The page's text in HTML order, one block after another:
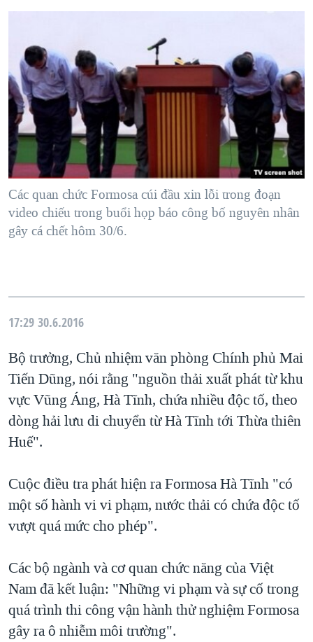
Các quan chức Formosa cúi đầu xin lỗi trong đoạn
video chiếu trong buổi họp báo công bố nguyên nhân
gây cá chết hôm 30/6.
17:29 30.6.2016
Bộ trưởng, Chủ nhiệm văn phòng Chính phủ Mai
Tiến Dũng, nói rằng "nguồn thải xuất phát từ khu
vực Vũng Áng, Hà Tĩnh, chứa nhiều độc tố, theo
dòng hải lưu di chuyển từ Hà Tĩnh tới Thừa thiên
Huế".
Cuộc điều tra phát hiện ra Formosa Hà Tĩnh "có
một số hành vi vi phạm, nước thải có chứa độc tố
vượt quá mức cho phép".
Các bộ ngành và cơ quan chức năng của Việt
Nam đã kết luận: "Những vi phạm và sự cố trong
quá trình thi công vận hành thử nghiệm Formosa
gây ra ô nhiễm môi trường".